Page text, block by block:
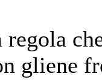
gliene